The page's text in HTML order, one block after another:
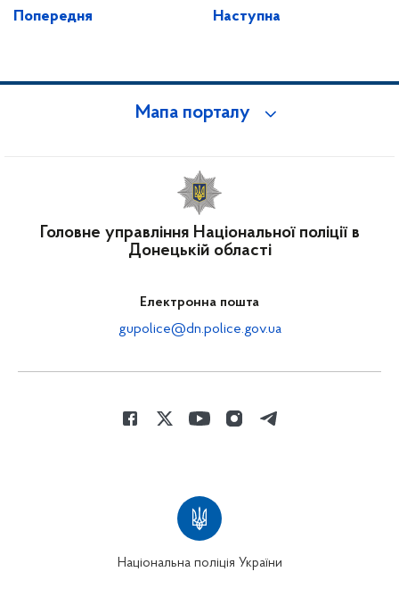
Попередня Наступна
Мапа порталу
Головне управління Національної поліції в
Донецькій області
Електронна пошта
gupolice@dn.police.gov.ua
Національна поліція України